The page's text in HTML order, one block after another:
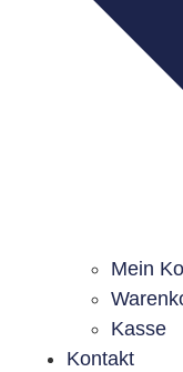
Mein
Kasse
Kontakt